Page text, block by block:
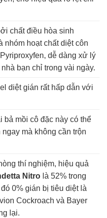
chất điều hòa sinh
hoạt chất diệt côn
dễ dàng xử lý
bạn chỉ trong vài ngày.
diệt gián rất hấp dẫn với
mồi cô đặc này có thể
mà không cần trộn
thí nghiệm, hiệu quả
Nitro là 52% trong
0% gián bị tiêu diệt là
Cockroach và Bayer
lại.